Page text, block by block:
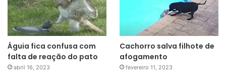
Águia fica confusa com
falta de reação do pato
abril 16, 2023
Cachorro salva filhote de
afogamento
fevereiro 11, 2023